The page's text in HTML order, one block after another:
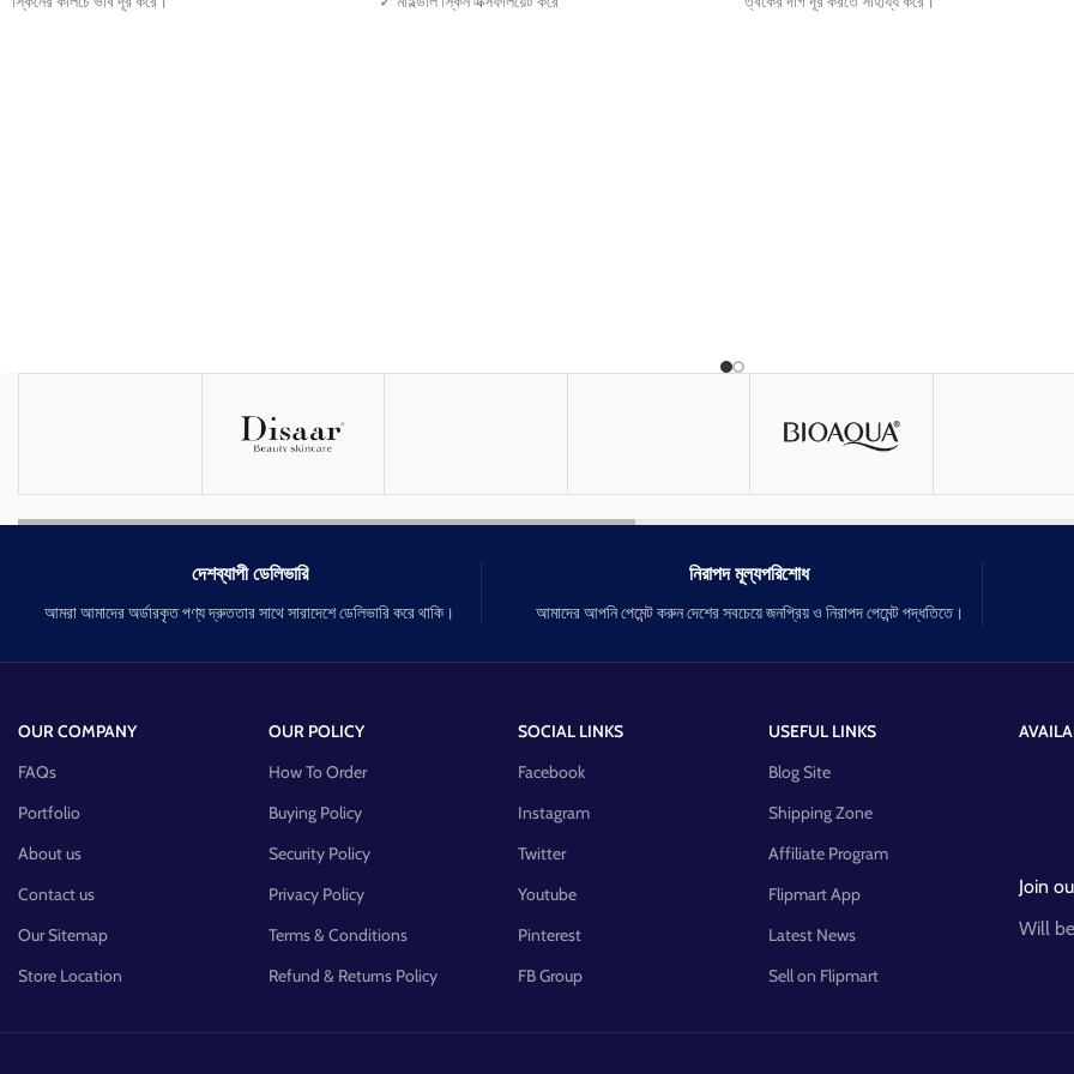
দেশব্যাপী ডেলিভারি
আমরা আমাদের অর্ডারকৃত পণ্য দ্রুততার সাথে সারাদেশে ডেলিভারি করে থাকি।
নিরাপদ মূল্যপরিশোধ
আমাদের আপনি পেমেন্ট করুন দেশের সবচেয়ে জনপ্রিয় ও নিরাপদ পেমেন্ট পদ্ধতিতে।
OUR COMPANY
FAQs
Portfolio
About us
Contact us
Our Sitemap
Store Location
OUR POLICY
How To Order
Buying Policy
Security Policy
Privacy Policy
Terms & Conditions
Refund & Returns Policy
SOCIAL LINKS
Facebook
Instagram
Twitter
Youtube
Pinterest
FB Group
USEFUL LINKS
Blog Site
Shipping Zone
Affiliate Program
Flipmart App
Latest News
Sell on Flipmart
Join
Will